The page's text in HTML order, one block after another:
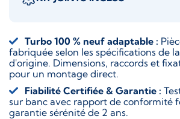
Turbo 100 % neuf adaptable :
fabriquée selon les spécifications de
d'origine. Dimensions, raccords et
pour un montage direct.
Fiabilité Certifiée & Garantie :
sur banc avec rapport de conformité
garantie sérénité de 2 ans.